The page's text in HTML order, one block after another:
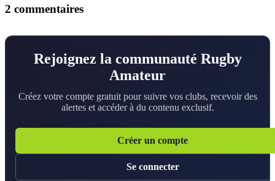
2 commentaires
Rejoignez la communauté Rugby
Amateur
Créez votre compte gratuit pour suivre vos clubs, recevoir des
alertes et accéder à du contenu exclusif.
Créer un compte
Se connecter